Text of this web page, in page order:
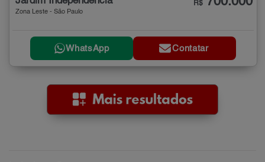
Zona Leste - São Paulo
R$
WhatsApp Contatar